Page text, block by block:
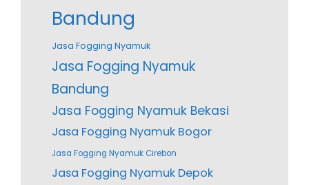
Bandung
Jasa Fogging Nyamuk
Jasa Fogging Nyamuk
Bandung
Jasa Fogging Nyamuk Bekasi
Jasa Fogging Nyamuk Bogor
Jasa Fogging Nyamuk Cirebon
Jasa Fogging Nyamuk Depok